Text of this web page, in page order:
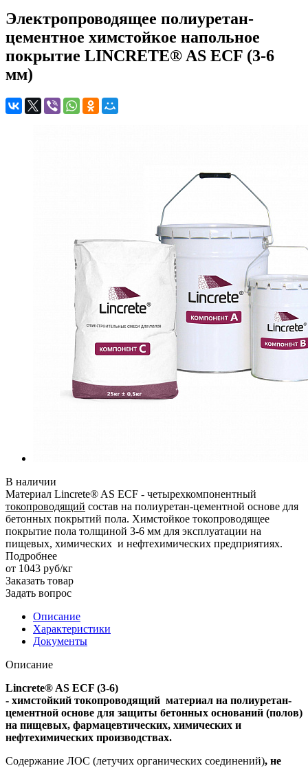
Электропроводящее полиуретан-
цементное химстойкое напольное
покрытие LINCRETE® AS ECF (3-6
мм)
В наличии
Материал Lincrete® AS ECF - четырехкомпонентный
токопроводящий состав на полиуретан-цементной основе для
бетонных покрытий пола. Химстойкое токопроводящее
покрытие пола толщиной 3-6 мм для эксплуатации на
пищевых, химических и нефтехимических предприятиях.
Подробнее
от 1043 руб/кг
Заказать товар
Задать вопрос
Описание
Характеристики
Документы
Описание
Lincrete® AS ECF (3-6)
- химстойкий токопроводящий материал на полиуретан-
цементной основе для защиты бетонных оснований (полов)
на пищевых, фармацевтических, химических и
нефтехимических производствах.
Содержание ЛОС (летучих органических соединений), не